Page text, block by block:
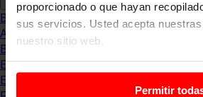
proporcionado o que hayan
sus servicios. Usted acepta
nuestro sitio web.
Permitir
Blog
Abogacia
Business
Empleo & Emprendimiento
Empresas